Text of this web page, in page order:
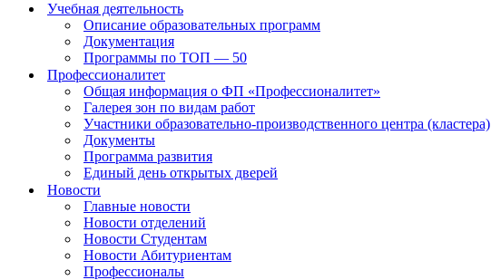
Учебная деятельность
Описание образовательных программ
Документация
Программы по ТОП — 50
Профессионалитет
Общая информация о ФП «Профессионалитет»
Галерея зон по видам работ
Участники образовательно-производственного центра (кластера)
Документы
Программа развития
Единый день открытых дверей
Новости
Главные новости
Новости отделений
Новости Студентам
Новости Абитуриентам
Профессионалы